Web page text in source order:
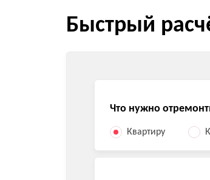
Быстрый
Что нужно
Квартиру